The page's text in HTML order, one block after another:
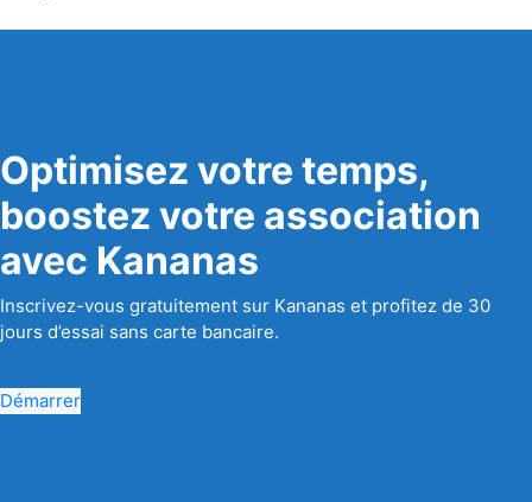
Optimisez votre temps,
boostez votre association
avec Kananas
Inscrivez-vous gratuitement sur Kananas et profitez de 30
jours d’essai sans carte bancaire.
Démarrer